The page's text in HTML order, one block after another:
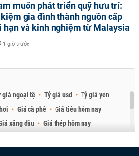
muốn phát triển quỹ hưu trí:
gia đình thành nguồn cấp
hạn và kinh nghiệm từ Malaysia
1 giờ trước
giá ngoại tệ Tỷ giá usd
Tỷ giá yen
Giá cà phê
Giá tiêu hôm nay
xăng dầu
Giá thép hôm nay